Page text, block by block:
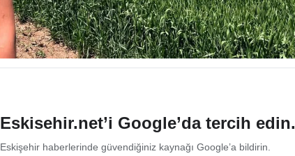
Eskisehir.net’i Google’da tercih edin.
Eskişehir haberlerinde güvendiğiniz kaynağı Google’a bildirin.